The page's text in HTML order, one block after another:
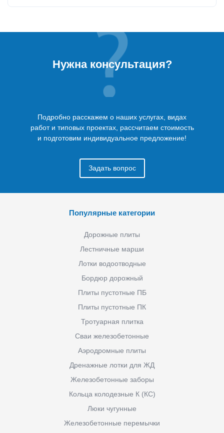
Нужна консультация?
Подробно расскажем о наших услугах, видах
работ и типовых проектах, рассчитаем стоимость
и подготовим индивидуальное предложение!
Задать вопрос
Популярные категории
Дорожные плиты
Лестничные марши
Лотки водоотводные
Бордюр дорожный
Плиты пустотные ПБ
Плиты пустотные ПК
Тротуарная плитка
Сваи железобетонные
Аэродромные плиты
Дренажные лотки для ЖД
Железобетонные заборы
Кольца колодезные К (КС)
Люки чугунные
Железобетонные перемычки